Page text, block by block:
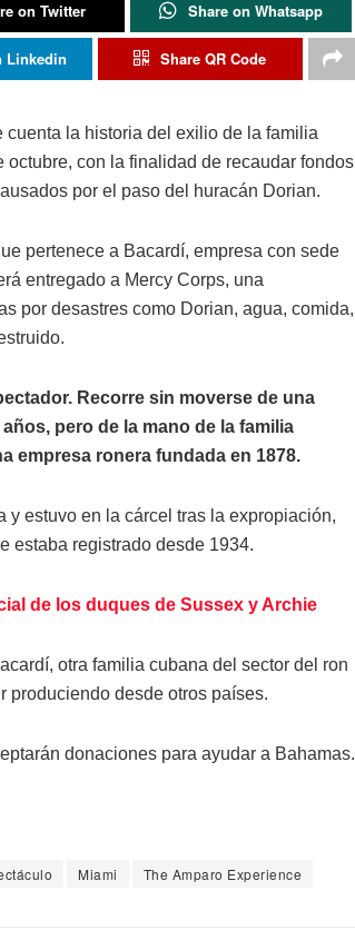
on Twitter Share on Whatsapp
Linkedin Share QR Code
cuenta la historia del exilio de la familia
con la finalidad de recaudar fondos
por el paso del huracán Dorian.
pertenece a Bacardí, empresa con sede
entregado a Mercy Corps, una
por desastres como Dorian, agua, comida,
Recorre sin moverse de una
pero de la mano de la familia
empresa ronera fundada en 1878.
y estuvo en la cárcel tras la expropiación,
estaba registrado desde 1934.
de los duques de Sussex y Archie
otra familia cubana del sector del ron
produciendo desde otros países.
donaciones para ayudar a Bahamas.
Miami The Amparo Experience